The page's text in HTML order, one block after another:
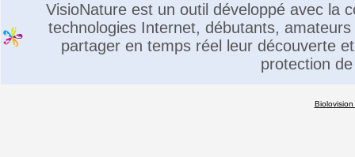
VisioNature est un outil développé avec la
technologies Internet, débutants,
partager en temps réel leur découverte
protection
Biolovision